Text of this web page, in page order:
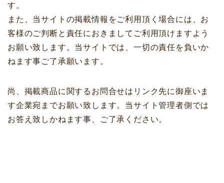
す。
また、当サイトの掲載情報をご利用頂く場合には、お
客様のご判断と責任におきましてご利用頂けますよう
お願い致します。当サイトでは、一切の責任を負いか
ねます事ご了承願います。
尚、掲載商品に関するお問合せはリンク先に御座いま
す企業宛までお願い致します。当サイト管理者側では
お答え致しかねます事、ご了承ください。